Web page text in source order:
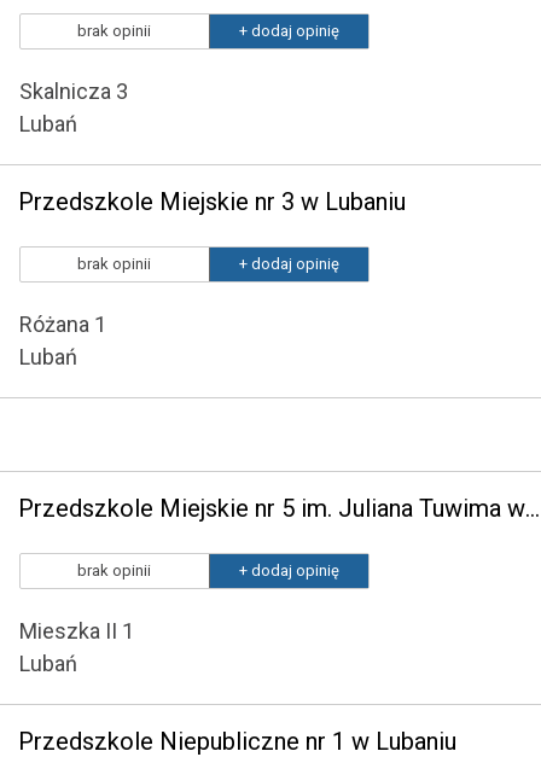
brak opinii + dodaj opinię
Skalnicza 3
Lubań
Przedszkole Miejskie nr 3 w Lubaniu
brak opinii + dodaj opinię
Różana 1
Lubań
Przedszkole Miejskie nr 5 im. Juliana Tuwima w Lubaniu
brak opinii + dodaj opinię
Mieszka II 1
Lubań
Przedszkole Niepubliczne nr 1 w Lubaniu